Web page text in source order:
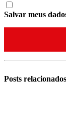
Salvar meus
Posts relacionados